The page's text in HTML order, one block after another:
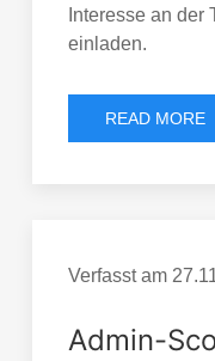
Interesse an
einladen.
READ MORE
Verfasst am
Admin-